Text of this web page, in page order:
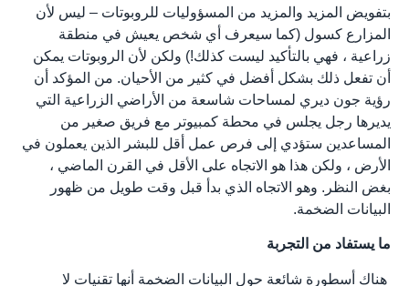
بتفويض المزيد والمزيد من المسؤوليات للروبوتات – ليس لأن
المزارع كسول (كما سيعرف أي شخص يعيش في منطقة
زراعية ، فهي بالتأكيد ليست كذلك!) ولكن لأن الروبوتات يمكن
أن تفعل ذلك بشكل أفضل في كثير من الأحيان. من المؤكد أن
رؤية جون ديري لمساحات شاسعة من الأراضي الزراعية التي
يديرها رجل يجلس في محطة كمبيوتر مع فريق صغير من
المساعدين ستؤدي إلى فرص عمل أقل للبشر الذين يعملون في
الأرض ، ولكن هذا هو الاتجاه على الأقل في القرن الماضي ،
بغض النظر. وهو الاتجاه الذي بدأ قبل وقت طويل من ظهور
البيانات الضخمة.
ما يستفاد من التجربة
هناك أسطورة شائعة حول البيانات الضخمة أنها تقنيات لا